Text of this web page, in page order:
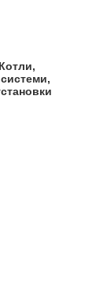
системи,